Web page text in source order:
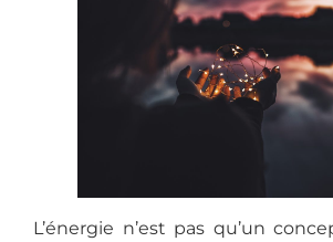
L’énergie n’est pas qu’un